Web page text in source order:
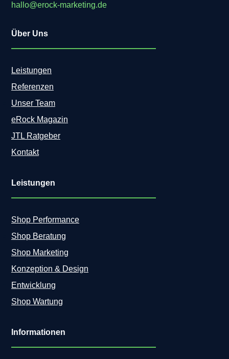
hallo@erock-marketing.de
Über Uns
Leistungen
Referenzen
Unser Team
eRock Magazin
JTL Ratgeber
Kontakt
Leistungen
Shop Performance
Shop Beratung
Shop Marketing
Konzeption & Design
Entwicklung
Shop Wartung
Informationen